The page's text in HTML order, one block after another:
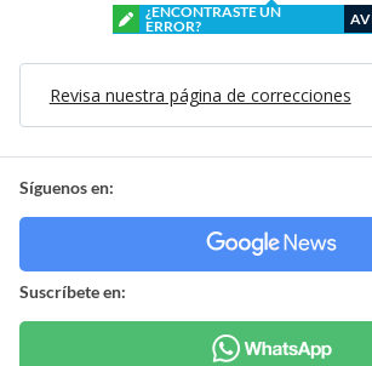
¿ENCONTRASTE UN
ERROR?
Revisa nuestra página de correcciones
Síguenos en:
Suscríbete en: